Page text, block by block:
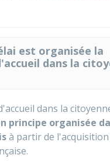
est organisée la
dans la
dans la
principe organisée
à partir de l'acquisition